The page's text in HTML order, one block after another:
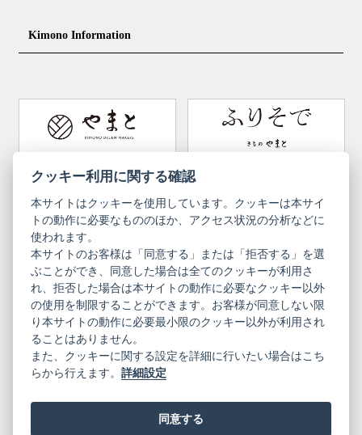
Footwear ＆ bag
Convenient item Machining options
Obi (made in Okinawa)
Y. & SONS THE YARD
Kimono Information
Yamato Brand Website
Newsletter User Guide
Privacy Policy Inquiries
Information Pursuant to the Act on
Specified Commercial Transactions Terms of Use
English Japanese
クッキー利用に関する確認
本サイトはクッキーを使用しています。クッキーは本サイ
トの動作に必要なもののほか、アクセス状況の分析などに
使われます。
本サイトのお客様は「同意する」または「拒否する」を選
ぶことができ、同意した場合は全てのクッキーが利用さ
れ、拒否した場合は本サイトの動作に必要なクッキー以外
の使用を制限することができます。お客様が同意しない限
り本サイトの動作に必要最小限のクッキー以外が利用され
ることはありません。
また、クッキーに関する設定を詳細に行いたい場合はこち
らから行えます。詳細設定
同意する